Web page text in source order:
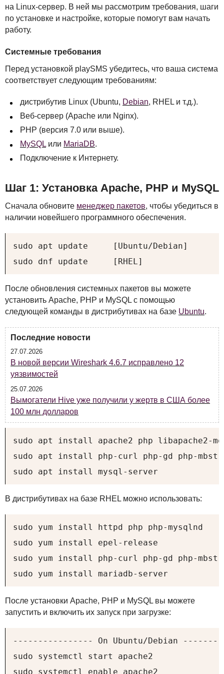
на Linux-сервер. В ней мы рассмотрим требования, шаги
по установке и настройке, которые помогут вам начать
работу.
Системные требования
Перед установкой playSMS убедитесь, что ваша система
соответствует следующим требованиям:
дистрибутив Linux (Ubuntu, Debian, RHEL и т.д.).
Веб-сервер (Apache или Nginx).
PHP (версия 7.0 или выше).
MySQL или MariaDB.
Подключение к Интернету.
Шаг 1: Установка Apache, PHP и MySQL
Сначала обновите менеджер пакетов, чтобы убедиться в
наличии новейшего программного обеспечения.
sudo apt update     [Ubuntu/Debian]
sudo dnf update     [RHEL]
После обновления системных пакетов вы можете
установить Apache, PHP и MySQL с помощью
следующей команды в дистрибутивах на базе Ubuntu.
Последние новости
27.07.2026
В новой версии Wireshark 4.6.7 исправлено 12
уязвимостей
25.07.2026
Вымогатели Hive уже получили у жертв в США более
100 млн долларов
sudo apt install apache2 php libapache2-
sudo apt install php-curl php-gd php-
sudo apt install mysql-server
В дистрибутивах на базе RHEL можно использовать:
sudo yum install httpd php php-mysqlnd
sudo yum install epel-release
sudo yum install php-curl php-gd php-
sudo yum install mariadb-server
После установки Apache, PHP и MySQL вы можете
запустить и включить их запуск при загрузке:
---------------- On Ubuntu/Debian
sudo systemctl start apache2
sudo systemctl enable apache2